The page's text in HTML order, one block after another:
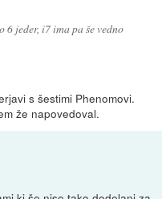
6 jeder, i7 ima pa še vedno
s šestimi Phenomovi.
že napovedoval.